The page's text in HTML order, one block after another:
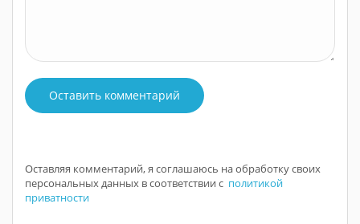
Оставить комментарий
Оставляя комментарий, я соглашаюсь на обработку своих
персональных данных в соответствии с политикой
приватности